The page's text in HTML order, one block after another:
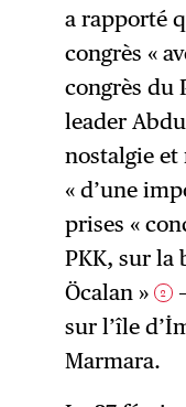
a rapporté
congrès «
congrès du
leader
nostalgie et
« d’une
prises «
PKK, sur la
Öcalan »
2
sur l’île
Marmara.